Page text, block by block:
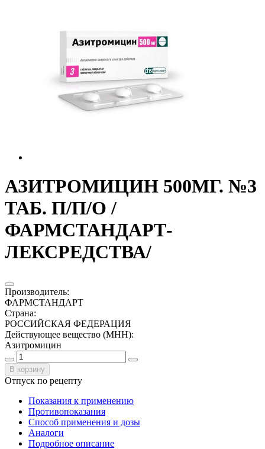
АЗИТРОМИЦИН 500МГ. №3
ТАБ. П/П/О /
ФАРМСТАНДАРТ-
ЛЕКСРЕДСТВА/
Производитель:
ФАРМСТАНДАРТ
Страна:
РОССИЙСКАЯ ФЕДЕРАЦИЯ
Действующее вещество (МНН):
Азитромицин
В корзину
Отпуск по рецепту
Показания к применению
Противопоказания
Способ применения и дозы
Аналоги
Подробное описание